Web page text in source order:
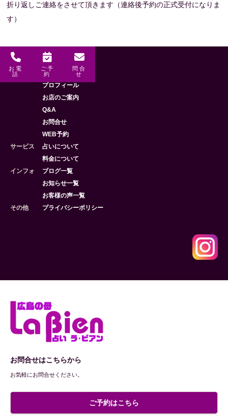
折り返しご連絡をさせて頂きます（連絡後予約の正式受付になりま
す）
お電
話
ご予
約
問合
せ
メニュー
HOME
プロフィール
お店のご案内
Q&A
お問合せ
WEB予約
サービス
占いについて
料金について
インフォ
ブログ一覧
お知らせ一覧
お客様の声一覧
その他
プライバシーポリシー
お問合せはこちらから
お気軽にお問合せください。
ご予約はこちら